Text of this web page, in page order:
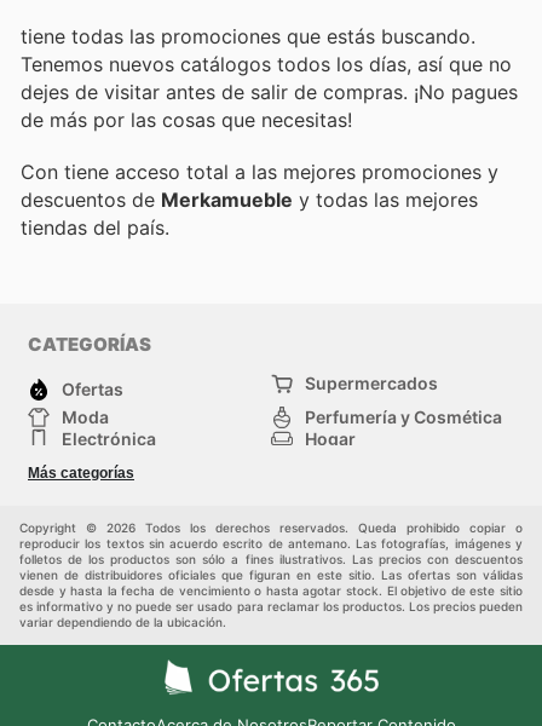
tiene todas las promociones que estás buscando.
Tenemos nuevos catálogos todos los días, así que no
dejes de visitar antes de salir de compras. ¡No pagues
de más por las cosas que necesitas!
Con tiene acceso total a las mejores promociones y
descuentos de Merkamueble y todas las mejores
tiendas del país.
CATEGORÍAS
Ofertas
Supermercados
Moda
Perfumería y Cosmética
Electrónica
Hogar
Deporte
Juguetes y bebés
Más categorías
Copyright © 2026 Todos los derechos reservados. Queda prohibido copiar o
reproducir los textos sin acuerdo escrito de antemano. Las fotografías, imágenes y
folletos de los productos son sólo a fines ilustrativos. Las precios con descuentos
vienen de distribuidores oficiales que figuran en este sitio. Las ofertas son válidas
desde y hasta la fecha de vencimiento o hasta agotar stock. El objetivo de este sitio
es informativo y no puede ser usado para reclamar los productos. Los precios pueden
variar dependiendo de la ubicación.